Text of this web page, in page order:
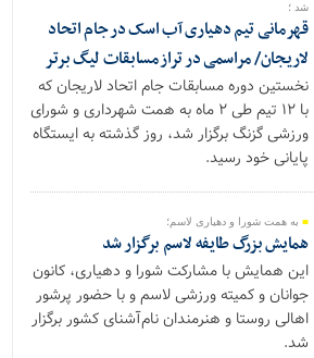
شد ؛
قهرمانی تیم دهیاری آب اسک در جام اتحاد
لاریجان/ مراسمی در تراز مسابقات لیگ برتر
نخستین دوره مسابقات جام اتحاد لاریجان که
با ۱۲ تیم طی ۲ ماه به همت شهرداری و شورای
ورزشی گزنگ برگزار شد، روز گذشته به ایستگاه
پایانی خود رسید.
به همت شورا و دهیاری لاسم؛
همایش بزرگ طایفه لاسم برگزار شد
این همایش با مشارکت شورا و دهیاری، کانون
جوانان و کمیته ورزشی لاسم و با حضور پرشور
اهالی روستا و هنرمندان نام‌آشنای کشور برگزار
شد.